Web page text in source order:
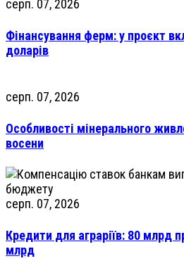
серп. 07, 2026
Фінансування ферм: у проєкт
доларів
серп. 07, 2026
Особливості мінерального
восени
серп. 07, 2026
Кредити для аграріїв: 80 млрд
млрд